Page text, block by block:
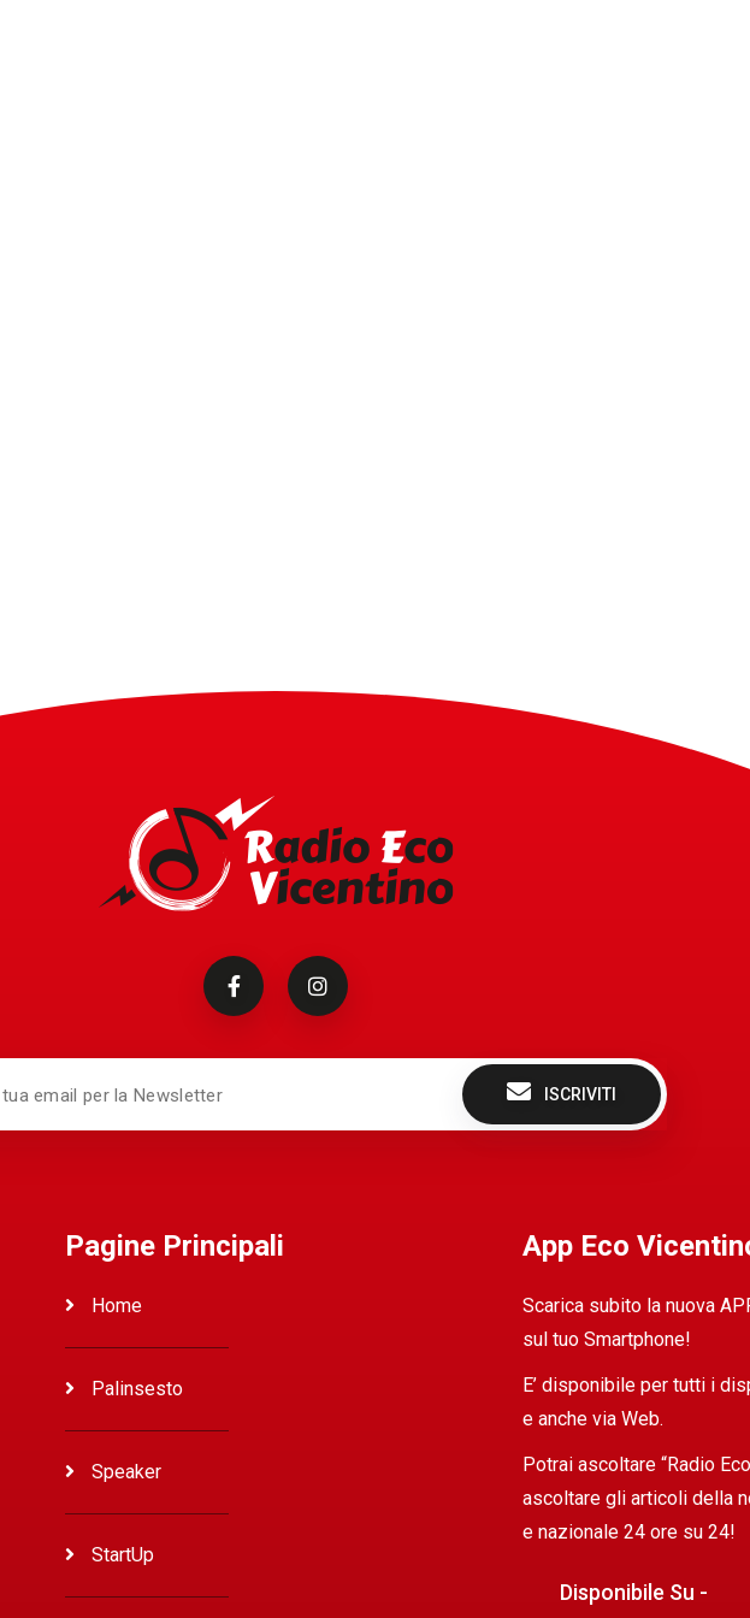
ISCRIVITI
Pagine Principali
Home
Palinsesto
Speaker
StartUp
App Eco
Scarica subito la nuova
sul tuo Smartphone!
E’ disponibile per tutti i
e anche via Web.
Potrai ascoltare “Radio
ascoltare gli articoli della
e nazionale 24 ore su 24!
Disponibile Su -